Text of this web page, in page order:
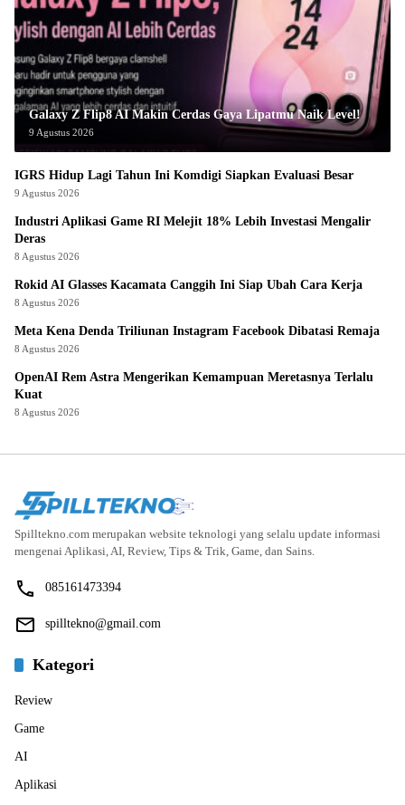
Galaxy Z Flip8 AI Makin Cerdas Gaya Lipatmu Naik Level!
9 Agustus 2026
IGRS Hidup Lagi Tahun Ini Komdigi Siapkan Evaluasi Besar
9 Agustus 2026
Industri Aplikasi Game RI Melejit 18% Lebih Investasi Mengalir
Deras
8 Agustus 2026
Rokid AI Glasses Kacamata Canggih Ini Siap Ubah Cara Kerja
8 Agustus 2026
Meta Kena Denda Triliunan Instagram Facebook Dibatasi Remaja
8 Agustus 2026
OpenAI Rem Astra Mengerikan Kemampuan Meretasnya Terlalu
Kuat
8 Agustus 2026
Spilltekno.com merupakan website teknologi yang selalu update informasi
mengenai Aplikasi, AI, Review, Tips & Trik, Game, dan Sains.
085161473394
spilltekno@gmail.com
Kategori
Review
Game
AI
Aplikasi